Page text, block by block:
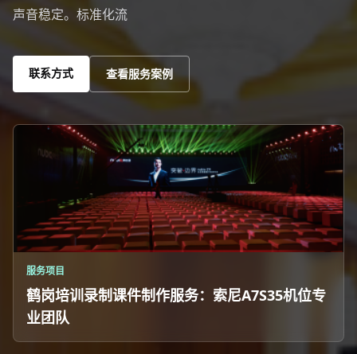
声音稳定。标准化流
联系方式 查看服务案例
服务项目
鹤岗培训录制课件制作服务：索尼A7S35机位专
业团队